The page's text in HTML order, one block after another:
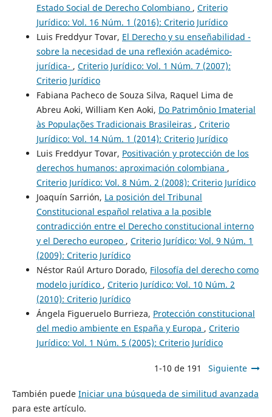
Estado Social de Derecho Colombiano , Criterio
Jurídico: Vol. 16 Núm. 1 (2016): Criterio Jurídico
Luis Freddyur Tovar, El Derecho y su enseñabilidad -
sobre la necesidad de una reflexión académico-
jurídica- , Criterio Jurídico: Vol. 1 Núm. 7 (2007):
Criterio Jurídico
Fabiana Pacheco de Souza Silva, Raquel Lima de
Abreu Aoki, William Ken Aoki, Do Patrimônio Imaterial
às Populações Tradicionais Brasileiras , Criterio
Jurídico: Vol. 14 Núm. 1 (2014): Criterio Jurídico
Luis Freddyur Tovar, Positivación y protección de los
derechos humanos: aproximación colombiana ,
Criterio Jurídico: Vol. 8 Núm. 2 (2008): Criterio Jurídico
Joaquín Sarrión, La posición del Tribunal
Constitucional español relativa a la posible
contradicción entre el Derecho constitucional interno
y el Derecho europeo , Criterio Jurídico: Vol. 9 Núm. 1
(2009): Criterio Jurídico
Néstor Raúl Arturo Dorado, Filosofía del derecho como
modelo jurídico , Criterio Jurídico: Vol. 10 Núm. 2
(2010): Criterio Jurídico
Ángela Figueruelo Burrieza, Protección constitucional
del medio ambiente en España y Europa , Criterio
Jurídico: Vol. 1 Núm. 5 (2005): Criterio Jurídico
1-10 de 191 Siguiente
También puede Iniciar una búsqueda de similitud avanzada
para este artículo.